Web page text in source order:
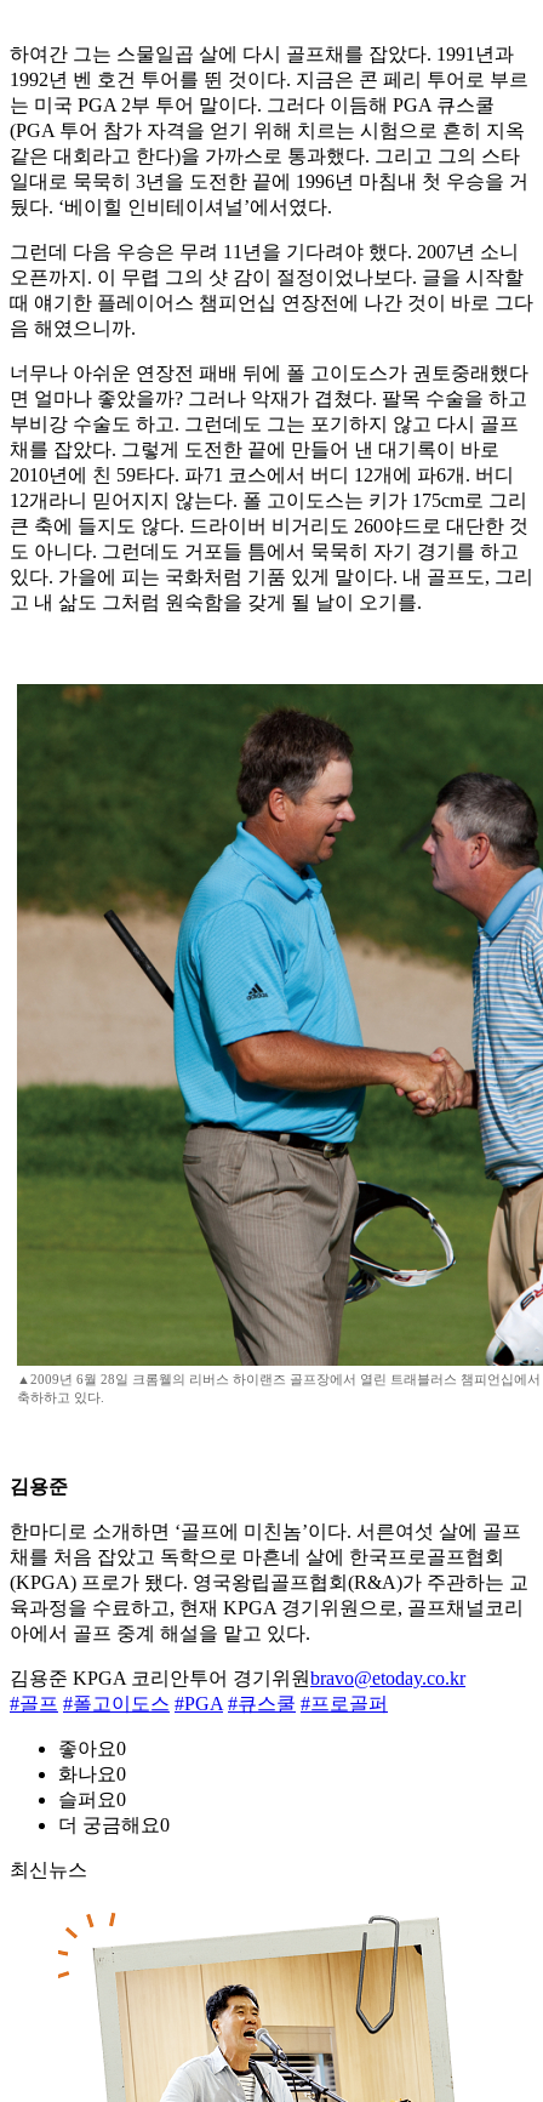
하여간 그는 스물일곱 살에 다시 골프채를 잡았다. 1991년과
1992년 벤 호건 투어를 뛴 것이다. 지금은 콘 페리 투어로 부르
는 미국 PGA 2부 투어 말이다. 그러다 이듬해 PGA 큐스쿨
(PGA 투어 참가 자격을 얻기 위해 치르는 시험으로 흔히 지옥
같은 대회라고 한다)을 가까스로 통과했다. 그리고 그의 스타
일대로 묵묵히 3년을 도전한 끝에 1996년 마침내 첫 우승을 거
뒀다. ‘베이힐 인비테이셔널’에서였다.
그런데 다음 우승은 무려 11년을 기다려야 했다. 2007년 소니
오픈까지. 이 무렵 그의 샷 감이 절정이었나보다. 글을 시작할
때 얘기한 플레이어스 챔피언십 연장전에 나간 것이 바로 그다
음 해였으니까.
너무나 아쉬운 연장전 패배 뒤에 폴 고이도스가 권토중래했다
면 얼마나 좋았을까? 그러나 악재가 겹쳤다. 팔목 수술을 하고
부비강 수술도 하고. 그런데도 그는 포기하지 않고 다시 골프
채를 잡았다. 그렇게 도전한 끝에 만들어 낸 대기록이 바로
2010년에 친 59타다. 파71 코스에서 버디 12개에 파6개. 버디
12개라니 믿어지지 않는다. 폴 고이도스는 키가 175cm로 그리
큰 축에 들지도 않다. 드라이버 비거리도 260야드로 대단한 것
도 아니다. 그런데도 거포들 틈에서 묵묵히 자기 경기를 하고
있다. 가을에 피는 국화처럼 기품 있게 말이다. 내 골프도, 그리
고 내 삶도 그처럼 원숙함을 갖게 될 날이 오기를.
▲2009년 6월 28일 크롬웰의 리버스 하이랜즈 골프장에서 열린 트래블러스 챔피언십에
축하하고 있다.
김용준
한마디로 소개하면 ‘골프에 미친놈’이다. 서른여섯 살에 골프
채를 처음 잡았고 독학으로 마흔네 살에 한국프로골프협회
(KPGA) 프로가 됐다. 영국왕립골프협회(R&A)가 주관하는 교
육과정을 수료하고, 현재 KPGA 경기위원으로, 골프채널코리
아에서 골프 중계 해설을 맡고 있다.
김용준 KPGA 코리안투어 경기위원bravo@etoday.co.kr
#골프 #폴고이도스 #PGA #큐스쿨 #프로골퍼
좋아요0
화나요0
슬퍼요0
더 궁금해요0
최신뉴스